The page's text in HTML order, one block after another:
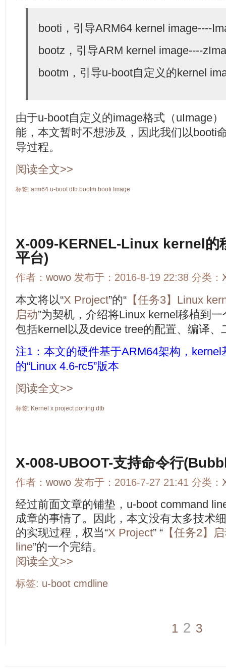
booti，引导ARM64 kernel image----
bootz，引导ARM kernel image----
bootm，引导u-boot自定义的kernel
由于u-boot自定义的image格式（uImage
能，本文暂时不想涉及，因此我们以booti
导过程。
阅读全文>>
标签: arm64 u-boot dtb bootm booti Image
X-009-KERNEL-Linux kernel的
平台)
作者： wowo 发布于：2016-8-19 22:38 分类：
本文将以“X Project”的“ 【任务3】Linux
启动”为契机，介绍将Linux kernel移植到
包括kernel以及device tree的配置、编译
注1：本文的硬件基于ARM64架构，kernel
的“Linux 4.6-rc5”版本
阅读全文>>
标签: Kernel x project porting dtb
X-008-UBOOT-支持命令行
作者： wowo 发布于：2016-7-27 21:41 分类：
经过前面文章的铺垫，u-boot command
成章的事情了。因此，本文没有太多技术
的实现过程，权当“X Project” “ 【任务2】
line”的一个完结。
阅读全文>>
标签: u-boot cmdline
1 2 3